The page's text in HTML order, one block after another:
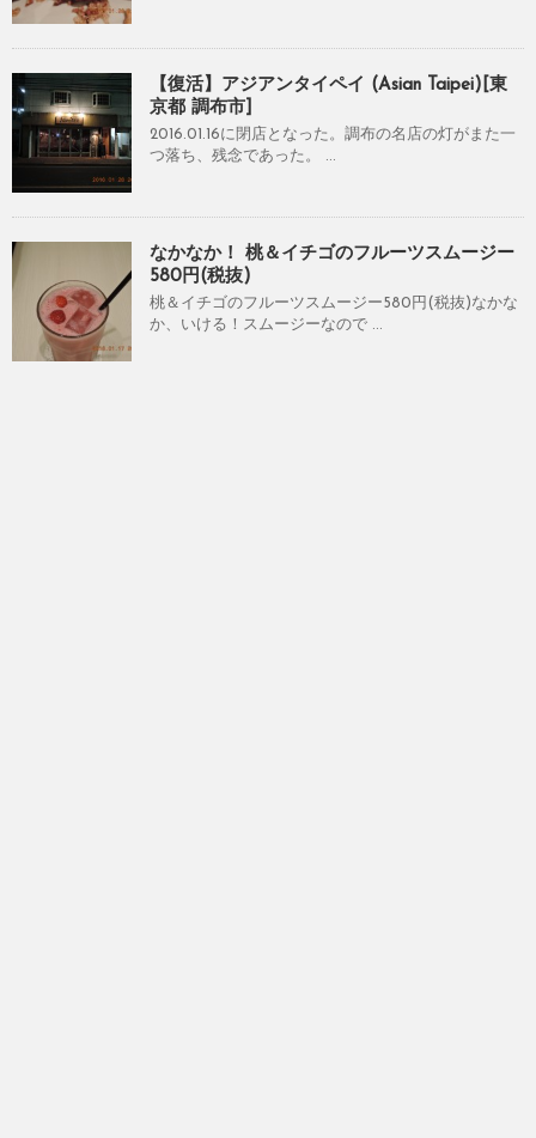
【復活】アジアンタイペイ (Asian Taipei)[東
京都 調布市]
2016.01.16に閉店となった。調布の名店の灯がまた一
つ落ち、残念であった。 ...
なかなか！ 桃＆イチゴのフルーツスムージー
580円(税抜)
桃＆イチゴのフルーツスムージー580円(税抜)なかな
か、いける！スムージーなので ...